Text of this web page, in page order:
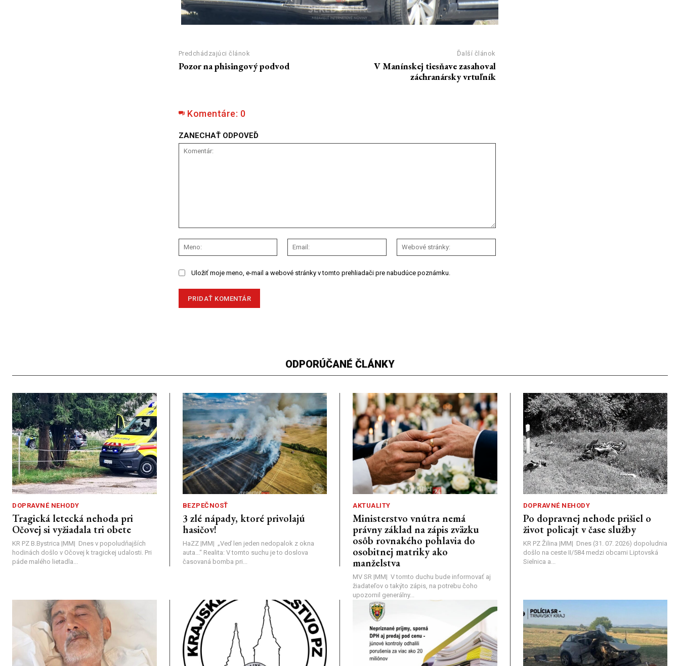
Predchádzajúci článok
Pozor na phisingový podvod
Ďalší článok
V Manínskej tiesňave zasahoval
záchranársky vrtuľník
Komentáre: 0
ZANECHAŤ ODPOVEĎ
Meno:
Email:
stránky:
Uložiť moje meno, e-mail a webové stránky v tomto prehliadači pre nabudúce poznámku.
ODPORÚČANÉ ČLÁNKY
DOPRAVNÉ NEHODY
Tragická letecká nehoda pri
Očovej si vyžiadala tri obete
KR PZ B.Bystrica |MM| Dnes v popoludňajších
hodinách došlo v Očovej k tragickej udalosti. Pri
páde malého lietadla...
BEZPEČNOSŤ
3 zlé nápady, ktoré privolajú
hasičov!
HaZZ |MM| ​„Veď len jeden nedopalok z okna
auta...“ ​Realita: V tomto suchu je to doslova
časovaná bomba pri...
AKTUALITY
Ministerstvo vnútra nemá
právny základ na zápis zväzku
osôb rovnakého pohlavia do
osobitnej matriky ako
manželstva
MV SR |MM| V tomto duchu bude informovať aj
žiadateľov o takýto zápis, na potrebu čoho
upozornil generálny...
DOPRAVNÉ NEHODY
Po dopravnej nehode prišiel o
život policajt v čase služby
KR PZ Žilina |MM| Dnes (31. 07. 2026) dopoludnia
došlo na ceste II/584 medzi obcami Liptovská
Sielnica a...